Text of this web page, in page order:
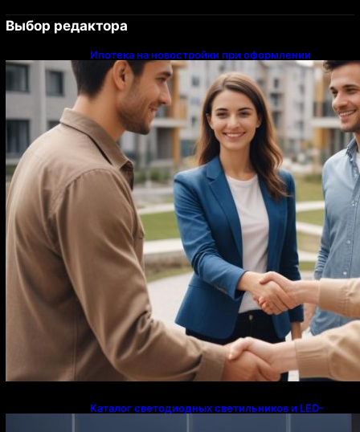
Выбор редактора
Ипотека на новостройки при оформлении
напрямую у застройщика
Каталог светодиодных светильников и LED-